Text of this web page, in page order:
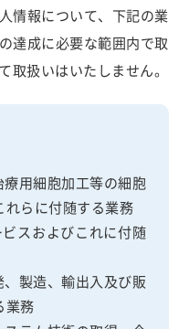
情報について、下記の業
達成に必要な範囲内で取
取扱いはいたしません。
用細胞加工等の細胞
れらに付随する業務
スおよびこれに付随
製造、輸出入及び販
業務